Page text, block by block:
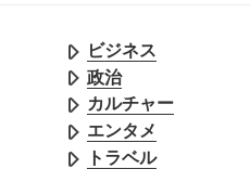
ビジネス
政治
カルチャー
エンタメ
トラベル